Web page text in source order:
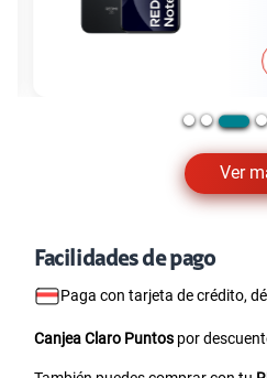
Ver
Facilidades de pago
Paga con tarjeta de crédito,
Canjea Claro Puntos por